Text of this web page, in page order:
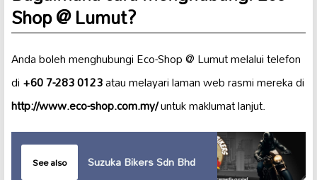
Shop @ Lumut?
Anda boleh menghubungi Eco-Shop @ Lumut melalui telefon
di+60 7-283 0123atau melayari laman web rasmi mereka di
http://www.eco-shop.com.my/untuk maklumat lanjut.
See also Suzuka Bikers Sdn Bhd